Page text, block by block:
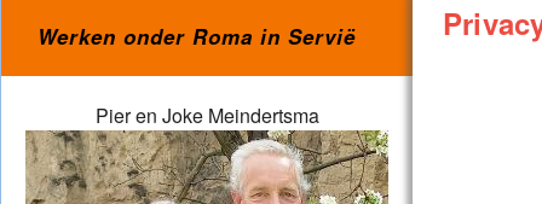
Werken onder Roma in Servië
Pier en Joke Meindertsma